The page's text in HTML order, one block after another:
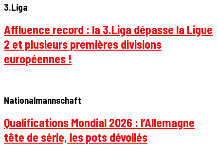
3.Liga
Affluence record : la 3.Liga dépasse la Ligue
2 et plusieurs premières divisions
européennes !
Nationalmannschaft
Qualifications Mondial 2026 : l’Allemagne
tête de série, les pots dévoilés